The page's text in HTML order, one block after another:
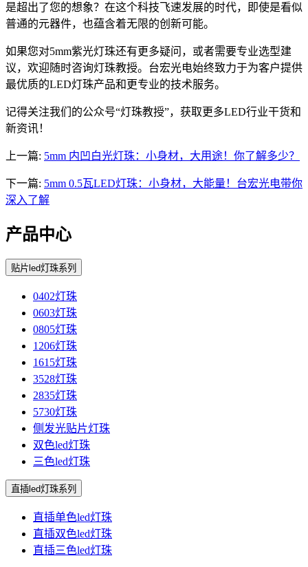
是超出了您的想象？在这个科技飞速发展的时代，即使是看似
普通的元器件，也蕴含着无限的创新可能。
如果您对5mm紫光灯珠还有更多疑问，或者需要专业选型建
议，欢迎随时咨询灯珠教授。台宏光电始终致力于为客户提供
最优质的LED灯珠产品和更专业的技术服务。
记得关注我们的公众号“灯珠教授”，获取更多LED行业干货和
新资讯！
上一篇: 5mm 内凹白光灯珠：小身材，大用途！你了解多少？
下一篇: 5mm 0.5瓦LED灯珠：小身材，大能量！台宏光电带你
深入了解
产品中心
贴片led灯珠系列
0402灯珠
0603灯珠
0805灯珠
1206灯珠
1615灯珠
3528灯珠
2835灯珠
5730灯珠
侧发光贴片灯珠
双色led灯珠
三色led灯珠
直插led灯珠系列
直插单色led灯珠
直插双色led灯珠
直插三色led灯珠